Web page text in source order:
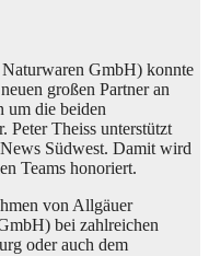
GmbH) konnte
großen Partner an
um die beiden
Peter Theiss unterstützt
Südwest. Damit wird
Teams honoriert.
von Allgäuer
bei zahlreichen
oder auch dem